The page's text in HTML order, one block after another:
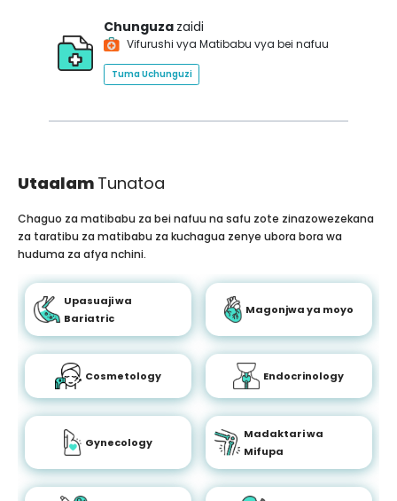
Chunguza zaidi
Vifurushi vya Matibabu vya bei nafuu
Tuma Uchunguzi
Utaalam Tunatoa
Chaguo za matibabu za bei nafuu na safu zote zinazowezekana
za taratibu za matibabu za kuchagua zenye ubora bora wa
huduma za afya nchini.
Upasuaji wa
Bariatric
Magonjwa ya moyo
Cosmetology Endocrinology
Gynecology
Madaktari wa
Mifupa